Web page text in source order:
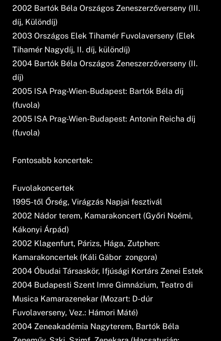
2002 Bartók Béla Országos Zeneszerzőverseny (III.
díj, Különdíj)
2003 Országos Elek Tihamér Fuvolaverseny (Elek
Tihamér Nagydíj, II. díj, különdíj)
2004 Bartók Béla Országos Zeneszerzőverseny (II.
díj)
2005 ISA Prag-Wien-Budapest: Bartók Béla díj
(fuvola)
2005 ISA Prag-Wien-Budapest: Antonin Reicha díj
(fuvola)
Fontosabb koncertek:
Fuvolakoncertek
1995-től Őrség, Virágzás Napjai fesztivál
2002 Nádor terem, Kamarakoncert (Győri Noémi,
Kákonyi Árpád)
2002 Klagenfurt, Párizs, Hága, Zutphen:
Kamarakoncertek (Káli Gábor  zongora)
2004 Óbudai Társaskör, Ifjúsági Kortárs Zenei Estek
2004 Budapesti Szent Imre Gimnázium, Teatro di
Musica Kamarazenekar (Mozart: D-dúr
Fuvolaverseny, Vez.: Hámori Máté)
2004 Zeneakadémia Nagyterem, Bartók Béla